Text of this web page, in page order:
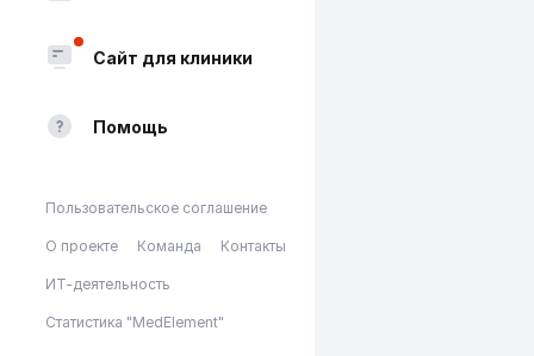
Сайт для клиники
Помощь
Пользовательское соглашение
О проекте Команда Контакты
ИТ-деятельность
Статистика "MedElement"